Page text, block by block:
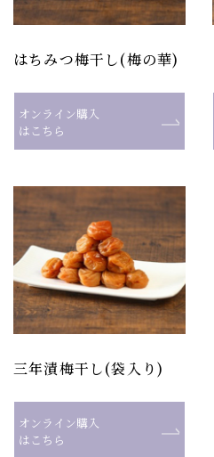
はちみつ梅干し(梅の華)
オンライン購入
はこちら
三年漬梅干し(袋入り)
オンライン購入
はこちら